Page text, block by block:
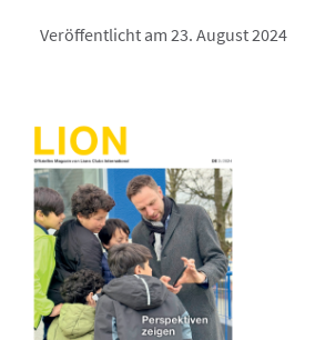
Veröffentlicht am 23. August 2024